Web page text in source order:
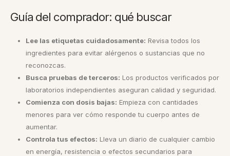
Guía del comprador: qué buscar
Lee las etiquetas cuidadosamente: Revisa todos los
ingredientes para evitar alérgenos o sustancias que no
reconozcas.
Busca pruebas de terceros: Los productos verificados por
laboratorios independientes aseguran calidad y seguridad.
Comienza con dosis bajas: Empieza con cantidades
menores para ver cómo responde tu cuerpo antes de
aumentar.
Controla tus efectos: Lleva un diario de cualquier cambio
en energía, resistencia o efectos secundarios para